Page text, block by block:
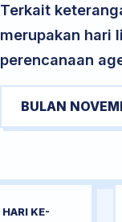
Terkait
merupakan hari
perencanaan
BULAN
HARI KE-